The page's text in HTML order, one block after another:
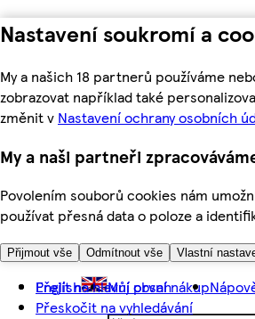
Nastavení soukromí a
My a našich 18 partnerů používáme
zobrazovat například také
změnit v Nastavení ochrany osobních
My a naši partneři
Povolením souborů cookies nám
používat přesná data o poloze a
Přijmout vše Odmítnout vše Vlastní
Přejít na hlavní obsah
Přeskočit na vyhledávání
English Můj první nákup